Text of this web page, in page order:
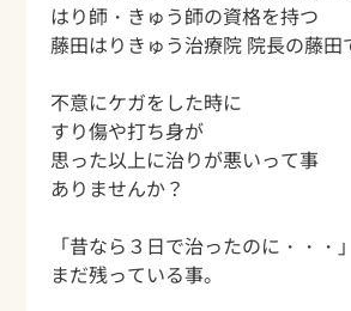
はり師・きゅう師の資格を持つ
藤田はりきゅう治療院 院長の藤田
不意にケガをした時に
すり傷や打ち身が
思った以上に治りが悪いって事
ありませんか？
「昔なら３日で治ったのに・・・」
まだ残っている事。